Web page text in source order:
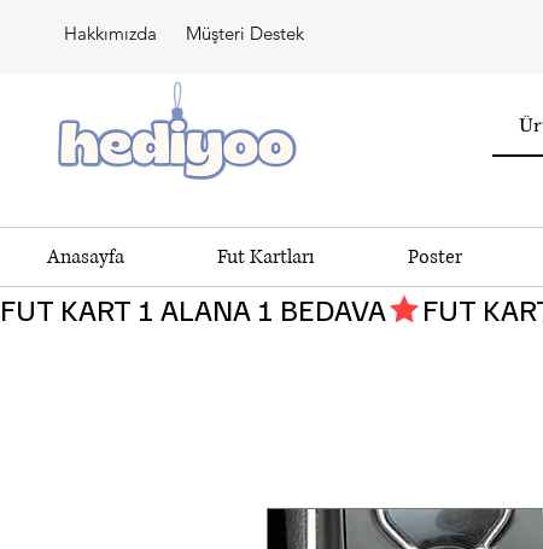
Hakkımızda Müşteri Destek
Anasayfa Fut Kartları Poster
FUT KART 1 ALANA 1 BEDAVA